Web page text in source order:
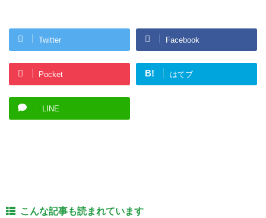
Twitter Facebook
Pocket B! はてブ
LINE
こんな記事も読まれています